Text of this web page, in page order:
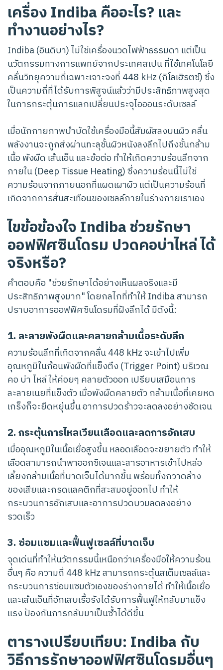
เครื่อง Indiba คืออะไร? และ
ทำงานอย่างไร?
Indiba (อินดิบา) ไม่ใช่เครื่องนวดไฟฟ้าธรรมดา แต่เป็น
นวัตกรรมทางการแพทย์จากประเทศสเปน ที่ใช้เทคโนโลยี
คลื่นวิทยุความถี่เฉพาะเจาะจงที่ 448 kHz (กิโลเฮิรตซ์) ซึ่ง
เป็นความถี่ที่ได้รับการพิสูจน์แล้วว่ามีประสิทธิภาพสูงสุด
ในการกระตุ้นการแลกเปลี่ยนประจุไอออนระดับเซลล์
เมื่อนักกายภาพบำบัดใช้เครื่องมือนี้สัมผัสลงบนผิว คลื่น
พลังงานจะถูกส่งผ่านทะลุชั้นผิวหนังลงลึกไปถึงชั้นกล้าม
เนื้อ พังผืด เส้นเอ็น และข้อต่อ ทำให้เกิดความร้อนลึกจาก
ภายใน (Deep Tissue Heating) ซึ่งความร้อนนี้ไม่ใช่
ความร้อนจากภายนอกที่แผดเผาผิว แต่เป็นความร้อนที่
เกิดจากการสั่นสะเทือนของเซลล์ภายในร่างกายเราเอง
ไขข้อข้องใจ Indiba ช่วยรักษา
ออฟฟิศซินโดรม ปวดคอบ่าไหล่ ได้
จริงหรือ?
คำตอบคือ "ช่วยรักษาได้อย่างเห็นผลจริงและมี
ประสิทธิภาพสูงมาก" โดยกลไกที่ทำให้ Indiba สามารถ
ปราบอาการออฟฟิศซินโดรมที่ฝังลึกได้ มีดังนี้:
1. ละลายพังผืดและคลายกล้ามเนื้อระดับลึก
ความร้อนลึกที่เกิดจากคลื่น 448 kHz จะเข้าไปเพิ่ม
อุณหภูมิในก้อนพังผืดที่แข็งตึง (Trigger Point) บริเวณ
คอ บ่า ไหล่ ให้ค่อยๆ คลายตัวออก เปรียบเสมือนการ
ละลายเนยที่แข็งตัว เมื่อพังผืดคลายตัว กล้ามเนื้อที่เคยหด
เกร็งก็จะยืดหยุ่นขึ้น อาการปวดร้าวจะลดลงอย่างชัดเจน
2. กระตุ้นการไหลเวียนเลือดและลดการอักเสบ
เมื่ออุณหภูมิในเนื้อเยื่อสูงขึ้น หลอดเลือดจะขยายตัว ทำให้
เลือดสามารถนำพาออกซิเจนและสารอาหารเข้าไปหล่อ
เลี้ยงกล้ามเนื้อที่บาดเจ็บได้มากขึ้น พร้อมทั้งกวาดล้าง
ของเสียและกรดแลคติกที่สะสมอยู่ออกไป ทำให้
กระบวนการอักเสบและอาการปวดบวมลดลงอย่าง
รวดเร็ว
3. ซ่อมแซมและฟื้นฟูเซลล์ที่บาดเจ็บ
จุดเด่นที่ทำให้นวัตกรรมนี้เหนือกว่าเครื่องมือให้ความร้อน
อื่นๆ คือ ความถี่ 448 kHz สามารถกระตุ้นสเต็มเซลล์และ
กระบวนการซ่อมแซมตัวเองของร่างกายได้ ทำให้เนื้อเยื่อ
และเส้นเอ็นที่อักเสบเรื้อรังได้รับการฟื้นฟูให้กลับมาแข็ง
แรง ป้องกันการกลับมาเป็นซ้ำได้ดีขึ้น
ตารางเปรียบเทียบ: Indiba กับ
วิธีการรักษาออฟฟิศซินโดรมอื่นๆ